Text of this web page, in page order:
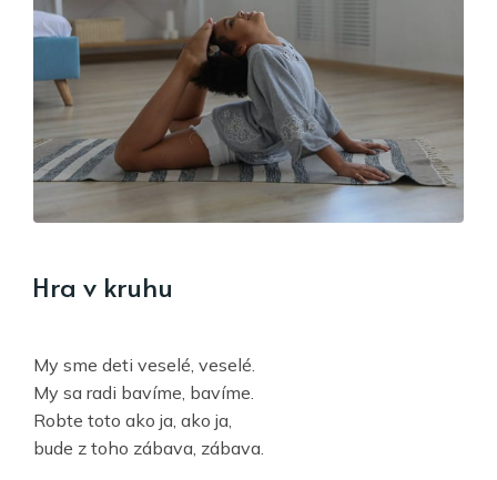
d
e
o
Hra v kruhu
My sme deti veselé, veselé.
My sa radi bavíme, bavíme.
Robte toto ako ja, ako ja,
bude z toho zábava, zábava.